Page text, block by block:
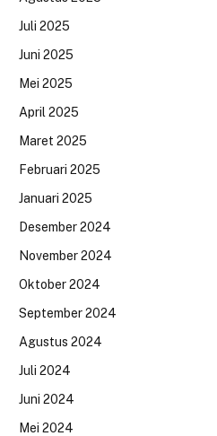
Juli 2025
Juni 2025
Mei 2025
April 2025
Maret 2025
Februari 2025
Januari 2025
Desember 2024
November 2024
Oktober 2024
September 2024
Agustus 2024
Juli 2024
Juni 2024
Mei 2024